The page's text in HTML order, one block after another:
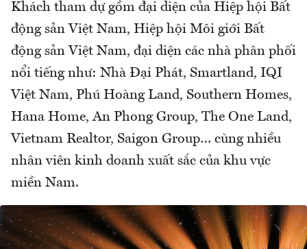
Khách tham dự gồm đại diện của Hiệp hội Bất
động sản Việt Nam, Hiệp hội Môi giới Bất
động sản Việt Nam, đại diện các nhà phân phối
nổi tiếng như: Nhà Đại Phát, Smartland, IQI
Việt Nam, Phú Hoàng Land, Southern Homes,
Hana Home, An Phong Group, The One Land,
Vietnam Realtor, Saigon Group… cùng nhiều
nhân viên kinh doanh xuất sắc của khu vực
miền Nam.